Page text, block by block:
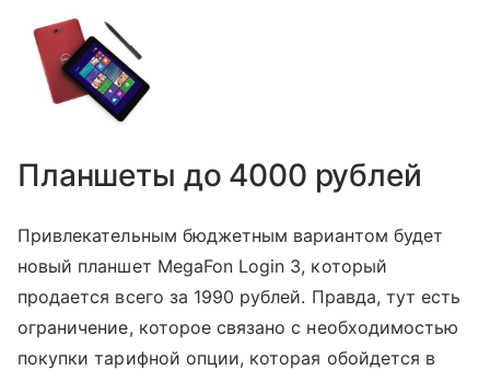
Планшеты до 4000 рублей
Привлекательным бюджетным вариантом будет
новый планшет MegaFon Login 3, который
продается всего за 1990 рублей. Правда, тут есть
ограничение, которое связано с необходимостью
покупки тарифной опции, которая обойдется в